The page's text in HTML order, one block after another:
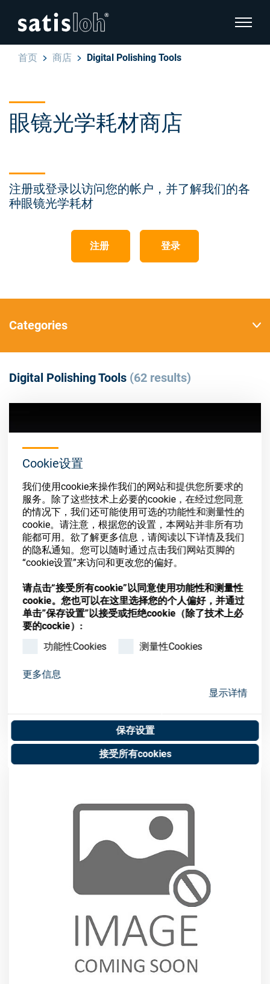
Cookie设置
我们使用cookie来操作我们的网站和提供您所要求的
服务。除了这些技术上必要的cookie，在经过您同意
的情况下，我们还可能使用可选的功能性和测量性的
cookie。请注意，根据您的设置，本网站并非所有功
能都可用。欲了解更多信息，请阅读以下详情及我们
的隐私通知。您可以随时通过点击我们网站页脚的
“cookie设置”来访问和更改您的偏好。
请点击“接受所有cookie”以同意使用功能性和测量性
cookie。您也可以在这里选择您的个人偏好，并通过
单击”保存设置”以接受或拒绝cookie（除了技术上必
要的cockie）:
功能性Cookies
测量性Cookies
更多信息
显示详情
保存设置
接受所有cookies
显示页
汉语
精密光学
资源
隐藏页面导航
English
Français
首页 商店 Digital Polishing Tools
眼镜光学耗材商店
注册或登录以访问您的帐户，并了解我们的各
种眼镜光学耗材
注册 登录
Categories
Digital Polishing Tools (62 results)
Clamping ring polishing tool